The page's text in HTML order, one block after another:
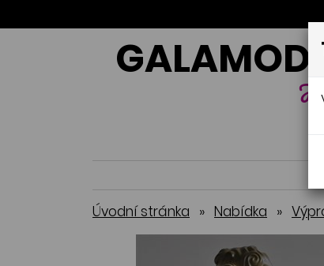
Úvodní stránka » Nabídka »